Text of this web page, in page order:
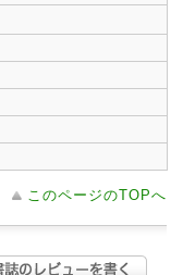
このページのTOPへ